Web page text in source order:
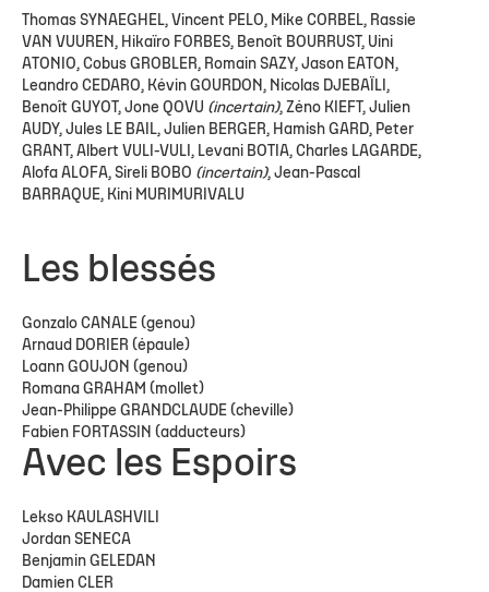
Thomas SYNAEGHEL, Vincent PELO, Mike CORBEL, Rassie
VAN VUUREN, Hikaïro FORBES, Benoît BOURRUST, Uini
ATONIO, Cobus GROBLER, Romain SAZY, Jason EATON,
Leandro CEDARO, Kévin GOURDON, Nicolas DJEBAÏLI,
Benoît GUYOT, Jone QOVU (incertain), Zéno KIEFT, Julien
AUDY, Jules LE BAIL, Julien BERGER, Hamish GARD, Peter
GRANT, Albert VULI-VULI, Levani BOTIA, Charles LAGARDE,
Alofa ALOFA, Sireli BOBO (incertain), Jean-Pascal
BARRAQUE, Kini MURIMURIVALU
Les blessés
Gonzalo CANALE (genou)
Arnaud DORIER (épaule)
Loann GOUJON (genou)
Romana GRAHAM (mollet)
Jean-Philippe GRANDCLAUDE (cheville)
Fabien FORTASSIN (adducteurs)
Avec les Espoirs
Lekso KAULASHVILI
Jordan SENECA
Benjamin GELEDAN
Damien CLER